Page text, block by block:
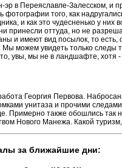
в Переяславле-Залесском, и
фотографии того, как
и как это чудесненько у них
принесли оттуда, но не
и имеют вид посылок, то есть,
Мы можем увидеть только следы
увы, мы не в ландшафте, хотя -
Георгия Первова.
унитаза и прочими следами
Примерно также обошлись так
Нового Манежа. Какой туризм,
за ближайшие дни: